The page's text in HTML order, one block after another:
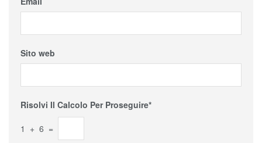
Sito web
Risolvi Il Calcolo Per Proseguire*
1 + 6 =